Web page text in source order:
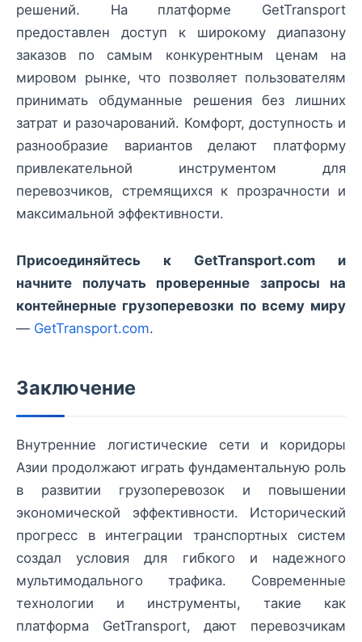
решений. На платформе GetTransport
предоставлен доступ к широкому диапазону
заказов по самым конкурентным ценам на
мировом рынке, что позволяет пользователям
принимать обдуманные решения без лишних
затрат и разочарований. Комфорт, доступность и
разнообразие вариантов делают платформу
привлекательной инструментом для
перевозчиков, стремящихся к прозрачности и
максимальной эффективности.
Присоединяйтесь к GetTransport.com и
начните получать проверенные запросы на
контейнерные грузоперевозки по всему миру
— GetTransport.com.
Заключение
Внутренние логистические сети и коридоры
Азии продолжают играть фундаментальную роль
в развитии грузоперевозок и повышении
экономической эффективности. Исторический
прогресс в интеграции транспортных систем
создал условия для гибкого и надежного
мультимодального трафика. Современные
технологии и инструменты, такие как
платформа GetTransport, дают перевозчикам